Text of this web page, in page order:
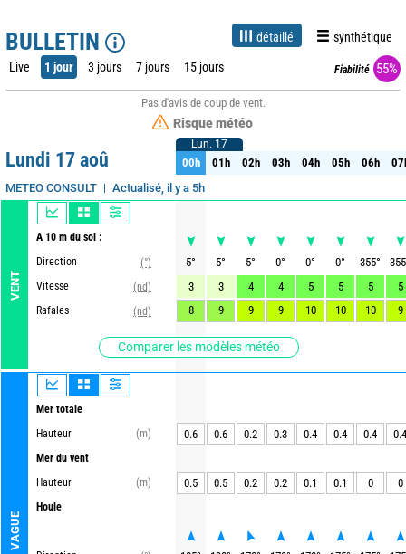
BULLETIN détaillé synthétique
Live 1 jour 3 jours 7 jours 15 jours Fiabilité 55%
Pas d'avis de coup de vent.
Risque météo
Lundi 17 aoû
METEO CONSULT Actualisé, il y a 5h
VENT
A 10 m du sol :
Direction
(°)
Vitesse
(nd)
Rafales
(nd)
Comparer les modèles météo
VAGUE
Mer totale
Hauteur
(m)
Mer du vent
Hauteur
(m)
Houle
Lun. 17
00h 01h 02h 03h 04h 05h 06h
Lun. 17
00h 01h 02h 03h 04h 05h 06h
5° 5° 5° 0° 0° 0° 355°
355
3
3 4 4 5 5 5
5
8
9 9 9 10 10 10 9
0.6 0.6 0.2 0.3 0.4 0.4 0.4 0.4
0.5 0.5 0.2 0.2 0.1 0.1 0 0